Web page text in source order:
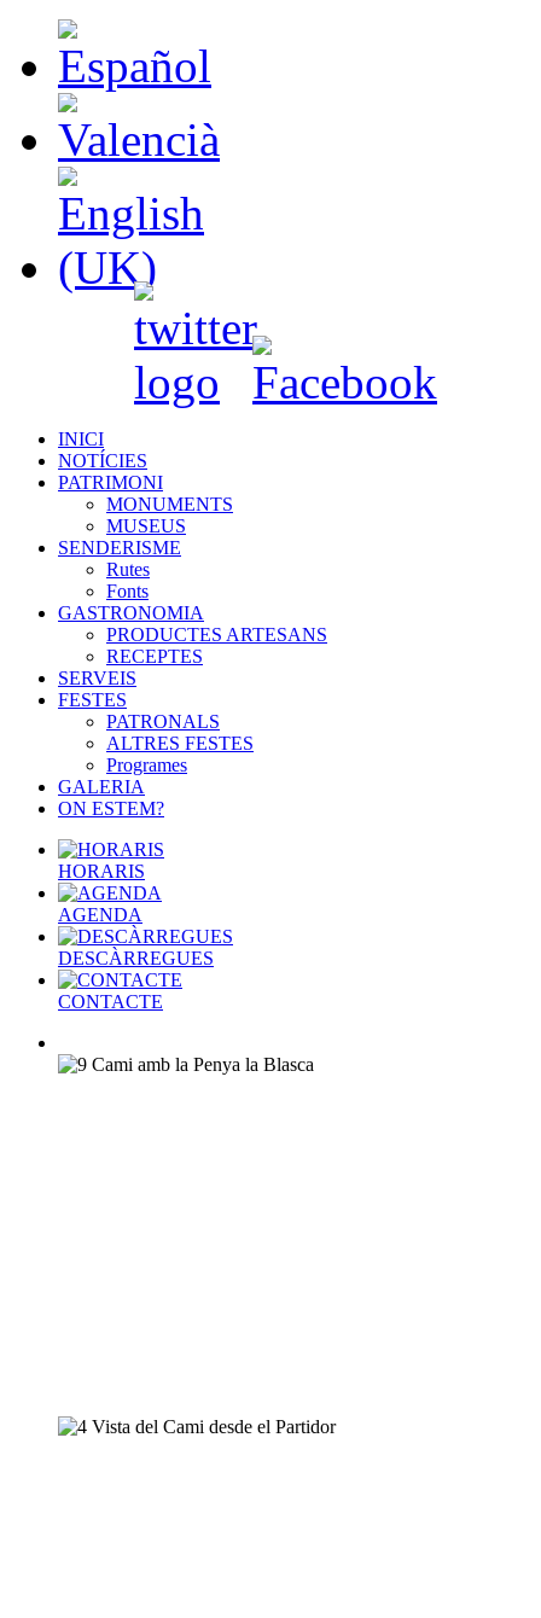
INICI
NOTÍCIES
PATRIMONI
MONUMENTS
MUSEUS
SENDERISME
Rutes
Fonts
GASTRONOMIA
PRODUCTES ARTESANS
RECEPTES
SERVEIS
FESTES
PATRONALS
ALTRES FESTES
Programes
GALERIA
ON ESTEM?
HORARIS
AGENDA
DESCÀRREGUES
CONTACTE